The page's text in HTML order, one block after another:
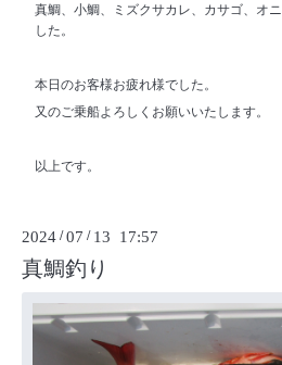
真鯛、小鯛、ミズクサカレ、カサゴ、オ
した。
本日のお客様お疲れ様でした。
又のご乗船よろしくお願いいたします。
以上です。
2024 /07 / 13 17:57
真鯛釣り